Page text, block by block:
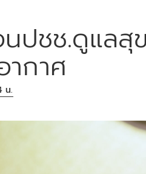
นปชช.ดูแล
กาศ
น.